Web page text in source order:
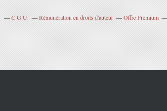
C.G.U. Rémunération en droits d'auteur Offre Premium